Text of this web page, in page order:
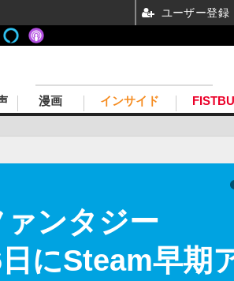
漫画 インサイド
ンタジー
にSteam早期
ユーザー登録